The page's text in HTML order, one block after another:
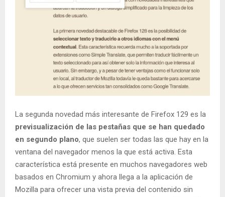
La segunda novedad más interesante de Firefox 129 es la
previsualización de las pestañas que se han quedado
en segundo plano, que suelen ser todas las que hay en la
ventana del navegador menos la que está activa. Esta
característica está presente en muchos navegadores web
basados en Chromium y ahora llega a la aplicación de
Mozilla para ofrecer una vista previa del contenido sin